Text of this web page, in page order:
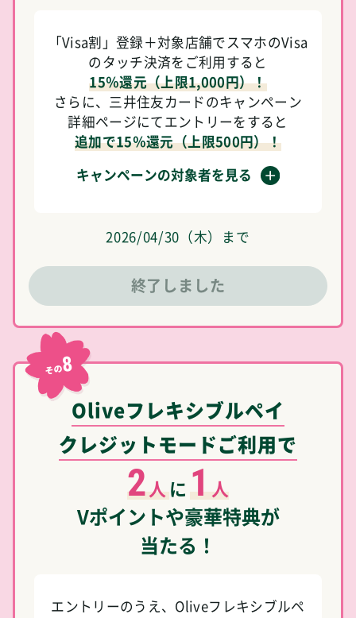
「Visa割」登録＋対象店舗でスマホのVisa
のタッチ決済をご利用すると
15％還元（上限1,000円）！
さらに、三井住友カードのキャンペーン
詳細ページにてエントリーをすると
追加で15％還元（上限500円）！
キャンペーンの対象者を見る
2026/04/30（木）まで
終了しました
その8
Oliveフレキシブルペイ
クレジットモードご利用で
2人に1人
Vポイントや豪華特典が
当たる！
エントリーのうえ、Oliveフレキシブルペ